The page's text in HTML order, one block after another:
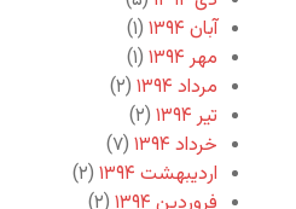
آبان ۱۳۹۴
(۱)
مهر ۱۳۹۴
(۱)
مرداد ۱۳۹۴
(۲)
تیر ۱۳۹۴
(۲)
خرداد ۱۳۹۴
(۷)
اردیبهشت ۱۳۹۴
(۲)